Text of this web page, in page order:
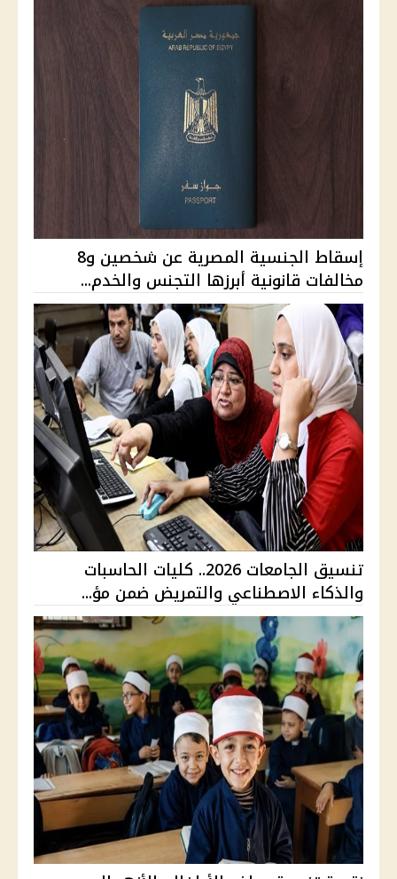
إسقاط الجنسية المصرية عن شخصين و8
مخالفات قانونية أبرزها التجنس والخدم...
تنسيق الجامعات 2026.. كليات الحاسبات
والذكاء الاصطناعي والتمريض ضمن مؤ...